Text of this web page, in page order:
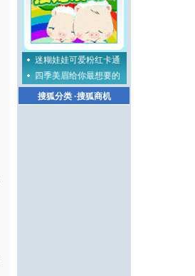
迷糊娃娃可爱粉红卡通
四季美眉给你最想要的
搜狐分类·搜狐商机